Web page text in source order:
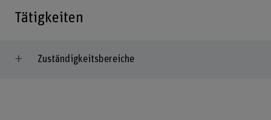
Tätigkeiten
Zuständigkeitsbereiche